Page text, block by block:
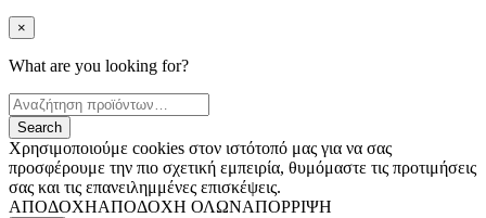
×
What are you looking for?
Χρησιμοποιούμε cookies στον ιστότοπό μας για να σας
προσφέρουμε την πιο σχετική εμπειρία, θυμόμαστε τις προτιμήσεις
σας και τις επανειλημμένες επισκέψεις.
ΑΠΟΔΟΧΗΑΠΟΔΟΧΗ ΟΛΩΝΑΠΟΡΡΙΨΗ